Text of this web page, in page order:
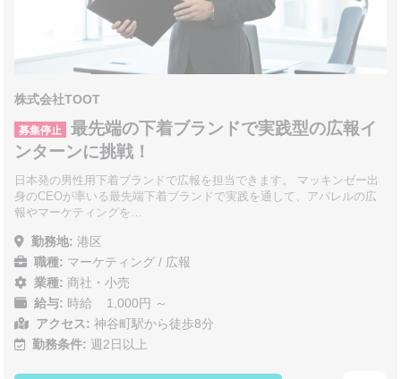
株式会社TOOT
募集停止
最先端の下着ブランドで実践型の広報イ
ンターンに挑戦！
日本発の男性用下着ブランドで広報を担当できます。 マッキンゼー出
身のCEOが率いる最先端下着ブランドで実践を通して、アパレルの広
報やマーケティングを…
勤務地: 港区
職種: マーケティング / 広報
業種: 商社・小売
給与: 時給 1,000円 ～
アクセス: 神谷町駅から徒歩8分
勤務条件: 週2日以上